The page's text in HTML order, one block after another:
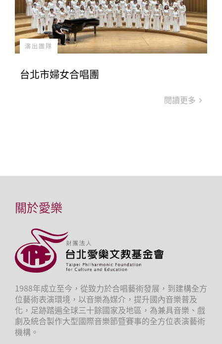
演出團隊
台北市婦女合唱團
閱讀更多
關於愛樂
1988年成立至今，從致力於合唱藝術發展，到建構全方
位藝術表演環境，以音樂為媒介，提升國內音樂普及
化，足跡踏遍全球三十餘國家及地區，為兼具音樂、戲
劇及統合製作大型國際音樂節暨賽事的全方位表演藝術
機構。